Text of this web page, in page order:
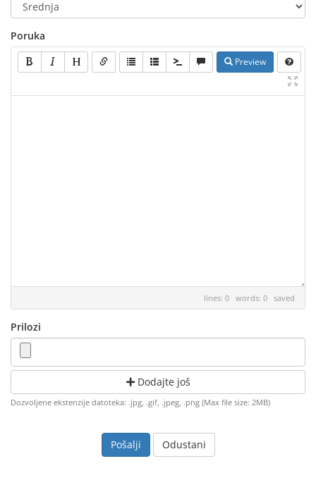
Poruka
Preview
lines: 0 words: 0 saved
Prilozi
Dodajte još
Dozvoljene ekstenzije datoteka: .jpg, .gif, .jpeg, .png (Max file size: 2MB)
Odustani